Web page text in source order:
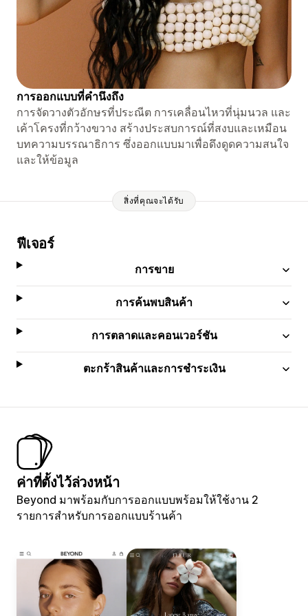
การออกแบบที่คำนึงถึง
การจัดวางตัวอักษรที่ประณีต การเคลื่อนไหวที่นุ่มนวล และ
เค้าโครงที่กว้างขวาง สร้างประสบการณ์ที่สงบและเหมือน
บทความบรรณาธิการ ซึ่งออกแบบมาเพื่อดึงดูดความสนใจ
และให้ข้อมูล
สิ่งที่คุณจะได้รับ
ฟีเจอร์
การขาย
การค้นพบสินค้า
การตลาดและคอนเวอร์ชัน
ตะกร้าสินค้าและการชำระเงิน
ค่าที่ตั้งไว้ล่วงหน้า
Beyond มาพร้อมกับการออกแบบพร้อมให้ใช้งาน 2
รายการสำหรับการออกแบบร้านค้า